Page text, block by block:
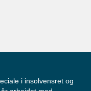
i insolvensret og